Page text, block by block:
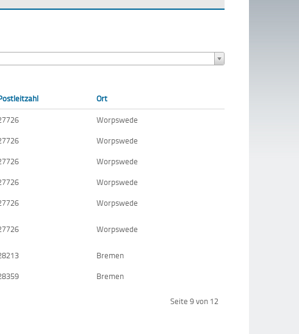
Ort
Worpswede
Worpswede
Worpswede
Worpswede
Worpswede
Worpswede
Bremen
Bremen
Seite 9 von 12